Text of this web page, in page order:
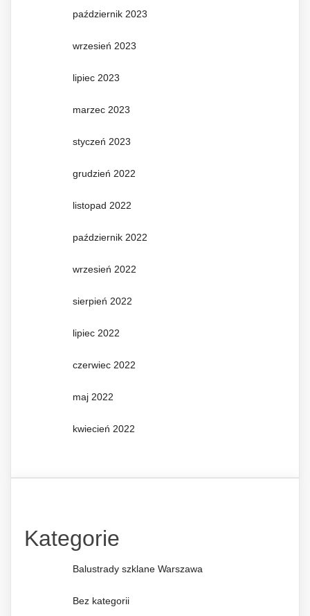
październik 2023
wrzesień 2023
lipiec 2023
marzec 2023
styczeń 2023
grudzień 2022
listopad 2022
październik 2022
wrzesień 2022
sierpień 2022
lipiec 2022
czerwiec 2022
maj 2022
kwiecień 2022
Kategorie
Balustrady szklane Warszawa
Bez kategorii